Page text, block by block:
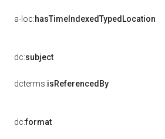
a-loc:hasTimeIndexedTypedLocation
dc:subject
dcterms:isReferencedBy
dc:format